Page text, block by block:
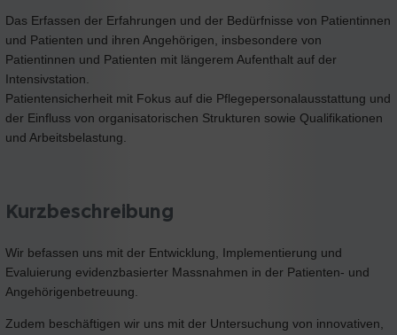
Das Erfassen der Erfahrungen und der Bedürfnisse von Patientinnen
und Patienten und ihren Angehörigen, insbesondere von
Patientinnen und Patienten mit längerem Aufenthalt auf der
Intensivstation.
Patientensicherheit mit Fokus auf die Pflegepersonalausstattung und
der Einfluss von organisatorischen Strukturen sowie Qualifikationen
und Arbeitsbelastung.
Kurzbeschreibung
Wir befassen uns mit der Entwicklung, Implementierung und
Evaluierung evidenzbasierter Massnahmen in der Patienten- und
Angehörigenbetreuung.
Zudem beschäftigen wir uns mit der Untersuchung von innovativen,